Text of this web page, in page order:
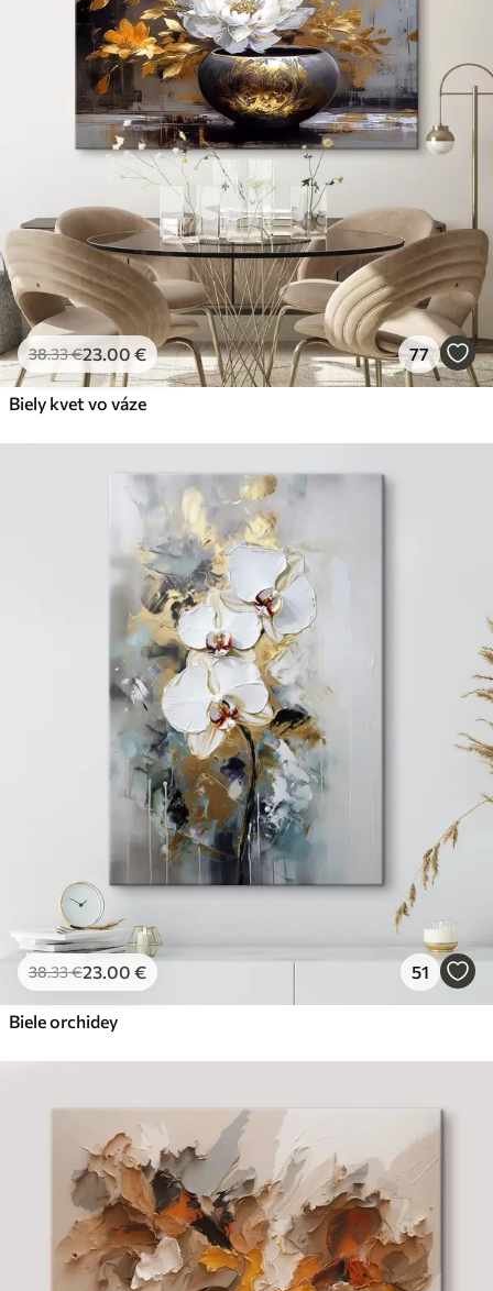
Ekologický materiál
Premium
.00€
Žiarivé a sýte farby
Odolné voči vyblednutiu
Bezpečný atrament bez zápachu
✓Povrch podobný plátnu
✗Ekologický materiál
Eko-Premium
Od36.00€
✓Žiarivé a sýte farby
✓Odolné voči vyblednutiu
Ekologický materiál
38.33€23.00 € 77
Biely kvet vo váze
38.33€23.00 € 51
Biele orchidey